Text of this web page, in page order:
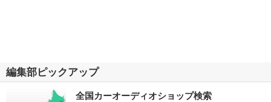
編集部ピックアップ
全国カーオーディオショップ検索